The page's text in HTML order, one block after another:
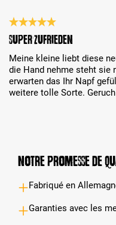
Évaluation avec une note
Super zufrieden
Meine kleine liebt diese
die Hand nehme steht sie
erwarten das Ihr Napf
weitere tolle Sorte.
Notre promesse de
Fabriqué en
Garanties avec les